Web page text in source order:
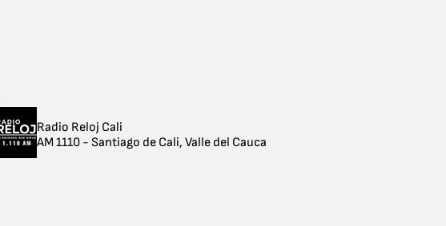
Radio Reloj Cali
AM 1110 - Santiago de Cali, Valle del Cauca